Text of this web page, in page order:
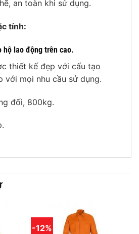
an toàn khi sử dụng.
tính:
hộ lao động trên cao.
thiết kế đẹp với cấu tạo
với mọi nhu cầu sử dụng.
đối, 800kg.
-12%